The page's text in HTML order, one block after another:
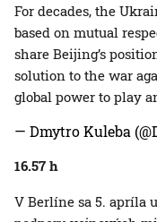
For decades, the
based on mutual
share Beijing’s
solution to the war
global power to play
— Dmytro Kuleba
16.57 h
V Berlíne sa 5. apríla